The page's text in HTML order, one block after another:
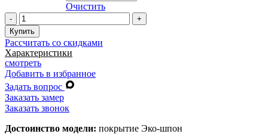
Очистить
Количество
товара
Дверь
межкомнатная
Марсель
мг
Купить
Рассчитать со скидками
Характеристики
смотреть
Добавить в избранное
Задать вопрос
Заказать замер
Заказать звонок
Достоинство модели: покрытие Эко-шпон